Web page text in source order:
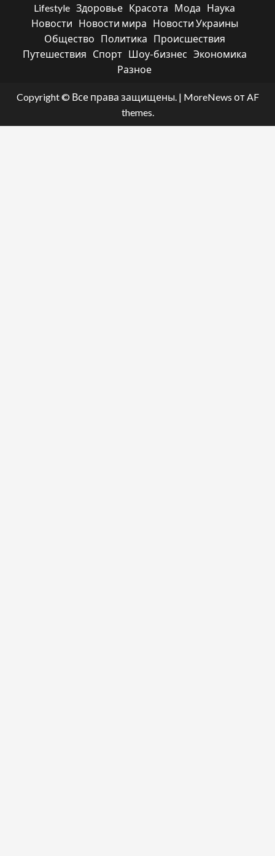
Lifestyle Здоровье Красота Мода
Наука
Новости
Новости мира
Новости Украины
Общество
Политика
Происшествия
Путешествия
Спорт Шоу-бизнес Экономика
Разное
Copyright © Все права защищены. | MoreNews от AF
themes.